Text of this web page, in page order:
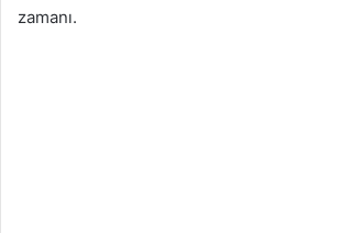
zamanı.